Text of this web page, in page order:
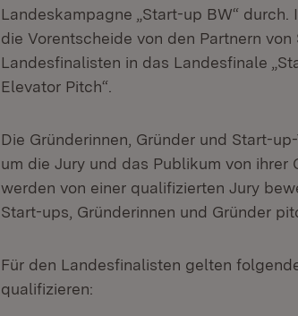
Landeskampagne „Start-up BW“
die Vorentscheide von den Partnern
Landesfinalisten in das Landesfinale
Elevator Pitch“.
Die Gründerinnen, Gründer und Start-
um die Jury und das Publikum von ihrer
werden von einer qualifizierten Jury
Start-ups, Gründerinnen und Gründer
Für den Landesfinalisten gelten
qualifizieren: